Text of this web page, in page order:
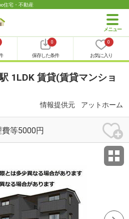
住宅・不動産
0
保存した条件
0
お気に入り
1LDK 賃貸(賃貸マンショ
情報提供元 アットホーム
等5000円